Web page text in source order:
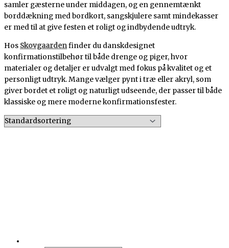
samler gæsterne under middagen, og en gennemtænkt
borddækning med bordkort, sangskjulere samt mindekasser
er med til at give festen et roligt og indbydende udtryk.
Hos Skovgaardenfinder du danskdesignet
konfirmationstilbehør til både drenge og piger, hvor
materialer og detaljer er udvalgt med fokus på kvalitet og et
personligt udtryk. Mange vælger pynt i træ eller akryl, som
giver bordet et roligt og naturligt udseende, der passer til både
klassiske og mere moderne konfirmationsfester.